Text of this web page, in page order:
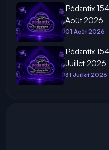
Pédantix
Août 2026
01 Août 2026
Pédantix
Juillet 2026
31 Juillet 2026